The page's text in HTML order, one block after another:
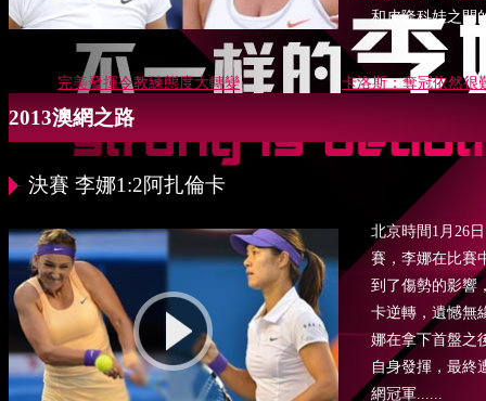
和皮隆科娃之間
完美發揮令教練態度大轉變 卡洛斯：奪冠依然很
2013澳網之路
決賽 李娜1:2阿扎倫卡
北京時間1月26
賽，李娜在比賽
到了傷勢的影響
卡逆轉，遺憾無
娜在拿下首盤之
自身發揮，最終
網冠軍......